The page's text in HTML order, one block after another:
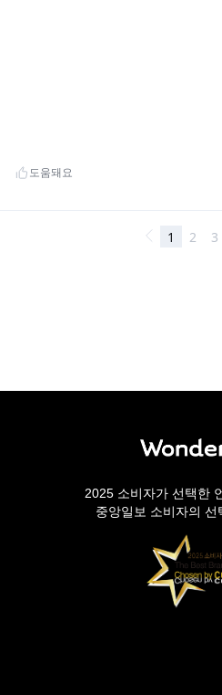
2025 소비자가 선택한
중앙일보 소비자의